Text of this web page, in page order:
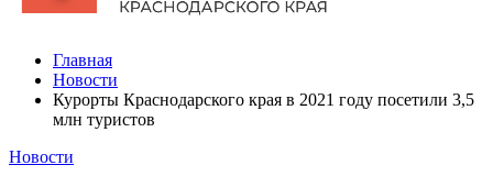
Главная
Новости
Курорты Краснодарского края в 2021 году посетили 3,5
млн туристов
Новости